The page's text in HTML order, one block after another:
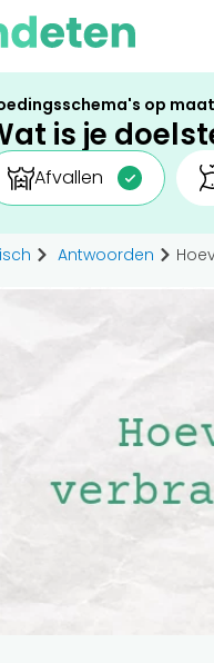
op maat
is je
Afvallen
Antwoorden